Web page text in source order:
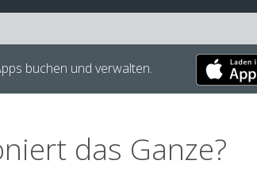
buchen und verwalten.
das Ganze?